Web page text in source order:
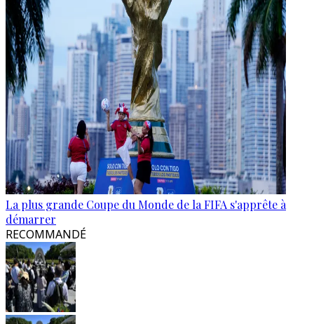
La plus grande Coupe du Monde de la FIFA s'apprête à
démarrer
RECOMMANDÉ